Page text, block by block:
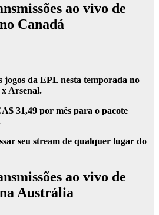
ao vivo de
Canadá
jogos da EPL nesta temporada no
Arsenal.
31,49 por mês para o pacote
seu stream de qualquer lugar do
ao vivo de
Austrália